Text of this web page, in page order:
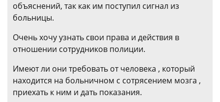
объяснений, так как им поступил сигнал из
больницы.
Очень хочу узнать свои права и действия в
отношении сотрудников полиции.
Имеют ли они требовать от человека , который
находится на больничном с сотрясением мозга ,
приехать к ним и дать показания.